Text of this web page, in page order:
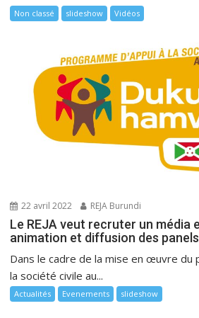
Non classé slideshow Vidéos
22 avril 2022 REJA Burundi
Le REJA veut recruter un média
animation et diffusion des
Dans le cadre de la mise en œuvre du
la société civile au...
Actualités Evenements slideshow